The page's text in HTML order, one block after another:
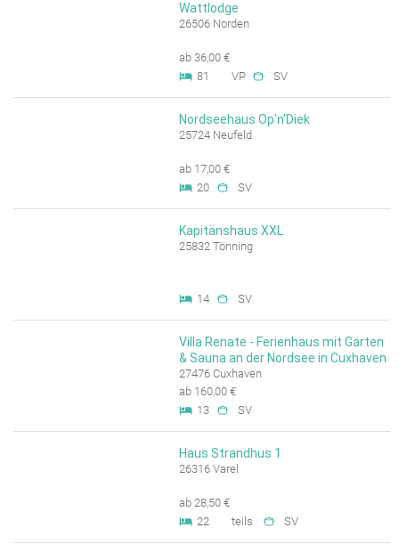
Wattlodge
26506 Norden
ab 36,00 €
81
VP SV
Nordseehaus Op'n'Diek
25724 Neufeld
ab 17,00 €
20
SV
Kapitänshaus XXL
25832 Tönning
14 SV
Villa Renate - Ferienhaus mit Garten
& Sauna an der Nordsee in Cuxhaven
27476 Cuxhaven
ab 160,00 €
13
SV
Haus Strandhus 1
26316 Varel
ab 28,50 €
22
teils SV